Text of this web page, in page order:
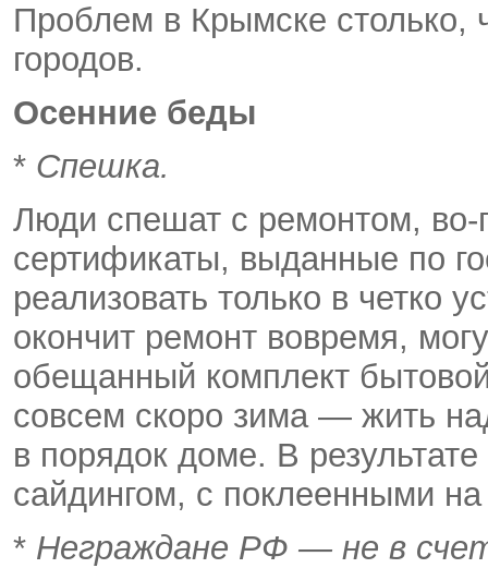
Проблем в Крымске столько,
городов.
Осенние беды
* Спешка.
Люди спешат с ремонтом,
сертификаты, выданные по
реализовать только в четко
окончит ремонт вовремя,
обещанный комплект
совсем скоро зима — жить
в порядок доме. В
сайдингом, с поклеенными
* Неграждане РФ — не в